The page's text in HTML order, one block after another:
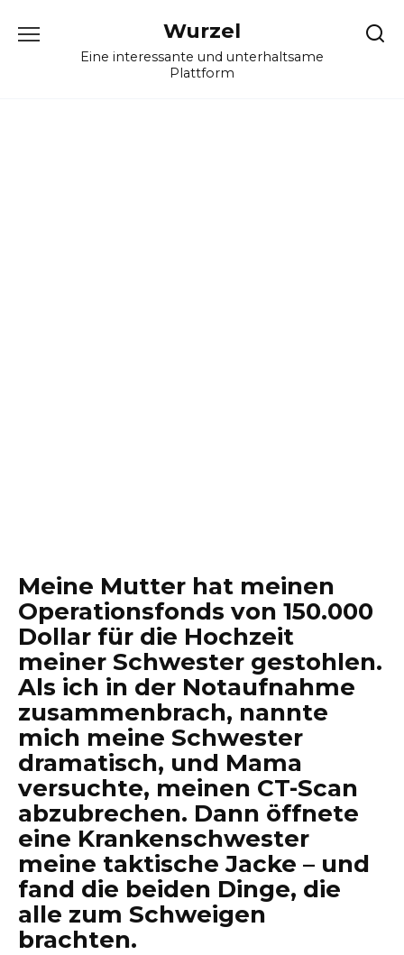
Wurzel
Eine interessante und unterhaltsame
Plattform
Meine Mutter hat meinen
Operationsfonds von 150.000
Dollar für die Hochzeit
meiner Schwester gestohlen.
Als ich in der Notaufnahme
zusammenbrach, nannte
mich meine Schwester
dramatisch, und Mama
versuchte, meinen CT-Scan
abzubrechen. Dann öffnete
eine Krankenschwester
meine taktische Jacke – und
fand die beiden Dinge, die
alle zum Schweigen
brachten.